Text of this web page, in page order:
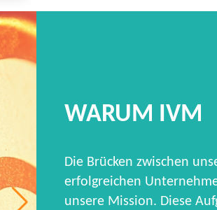
WARUM IVM
Die Brücken zwischen
erfolgreichen
unsere Mission. Diese